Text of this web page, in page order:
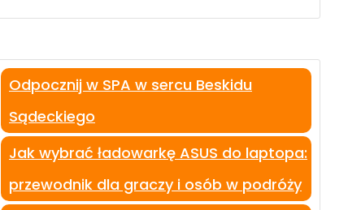
Odpocznij w SPA w sercu Beskidu
Sądeckiego
Jak wybrać ładowarkę ASUS do laptopa:
przewodnik dla graczy i osób w podróży